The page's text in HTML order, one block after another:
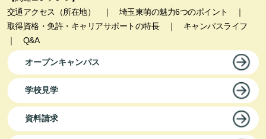
交通アクセス（所在地）
｜ 埼玉東萌の魅力6つのポイント
｜
取得資格・免許・キャリアサポートの特長｜ キャンパスライフ
｜ Q&A
オープンキャンパス
学校見学
資料請求